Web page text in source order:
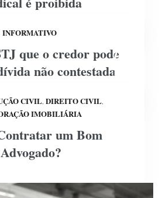
03
FEV
INFORMATIVO
que o credor pode
não contestada
CIVIL, DIREITO CIVIL,
IMOBILIÁRIA
um Bom
Advogado?